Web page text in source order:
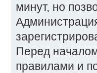
минут, но
Перед
правилами и